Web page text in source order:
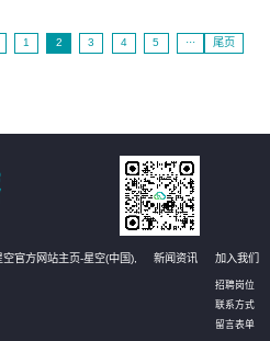
1 2 3 4 5 ··· 尾页
空官方网站主页-星空(中国), 新闻资讯 加入我们
招聘岗位
联系方式
留言表单